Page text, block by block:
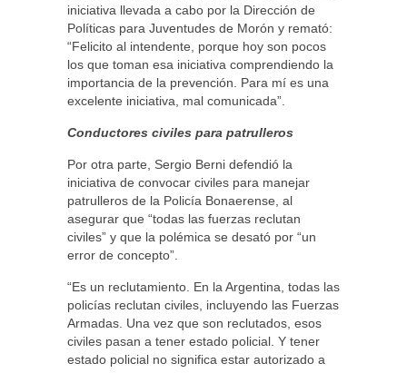
iniciativa llevada a cabo por la Dirección de
Políticas para Juventudes de Morón y remató:
“Felicito al intendente, porque hoy son pocos
los que toman esa iniciativa comprendiendo la
importancia de la prevención. Para mí es una
excelente iniciativa, mal comunicada”.
Conductores civiles para patrulleros
Por otra parte, Sergio Berni defendió la
iniciativa de convocar civiles para manejar
patrulleros de la Policía Bonaerense, al
asegurar que “todas las fuerzas reclutan
civiles” y que la polémica se desató por “un
error de concepto”.
“Es un reclutamiento. En la Argentina, todas las
policías reclutan civiles, incluyendo las Fuerzas
Armadas. Una vez que son reclutados, esos
civiles pasan a tener estado policial. Y tener
estado policial no significa estar autorizado a